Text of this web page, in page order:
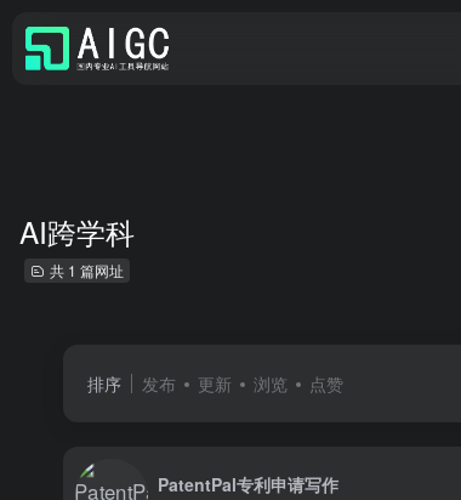
AI跨学科
共 1 篇网址
排序 发布 更新 浏览 点赞
PatentPal专利申请写作